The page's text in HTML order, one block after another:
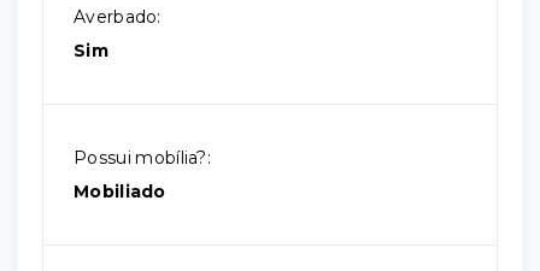
Averbado:
Sim
Possui mobília?:
Mobiliado